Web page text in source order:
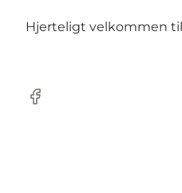
Hjerteligt velkommen
Facebook